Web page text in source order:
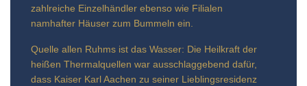
zahlreiche Einzelhändler ebenso wie Filialen
namhafter Häuser zum Bummeln ein.
Quelle allen Ruhms ist das Wasser: Die Heilkraft der
heißen Thermalquellen war ausschlaggebend dafür,
dass Kaiser Karl Aachen zu seiner Lieblingsresidenz